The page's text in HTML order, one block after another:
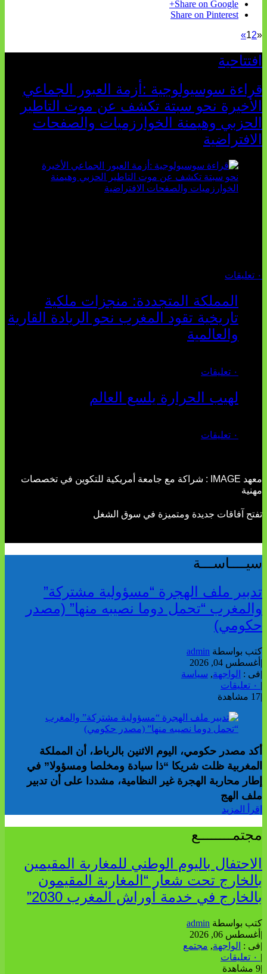
Share on Google+
Share on Pinterest
«
12
»
افتتاحية
قراءة سوسيولوجية :أزمة العبور الجماعي
الأخيرة نحو سبتة تكشف عن موت التاطير
الحزبي وهيمنة الخوارزميات والصفحات
الافتراضية
٠ تعليقات
المملكة المتجددة: منجزات ملكية
تاريخية تقود المغرب نحو الريادة القارية
والعالمية
٠ تعليقات
لهيب الحرارة يلسع العالم
٠ تعليقات
معهد IMAGE : شراكة مع جامعة أمريكية للتكوين في تخصصات
مهنية
تفتح آفاقات جديدة ومتميزة في سوق الشغل
سيــــاســـة
تدبير ملف الهجرة “مسؤولية مشتركة”
والمغرب “تحمل دوما نصيبه منها” (مصدر
حكومي)
كتب بواسطة admin
| أغسطس 04, 2026
|فى : الواجهة, سياسة
|
|17 مشاهدة
أكد مصدر حكومي، اليوم الاثنين بالرباط، أن المملكة
المغربية ظلت شريكا “ذا سيادة ومخلصا ومسؤولا” في
إطار محاربة الهجرة غير النظامية، مشددا على أن تدبير
ملف الهج
إقرأ المزيد
مجتمــــــــع
الاحتفال باليوم الوطني للمغاربة المقيمين
بالخارج تحت شعار “المغاربة المقيمون
بالخارج في خدمة أوراش المغرب 2030”
كتب بواسطة admin
| أغسطس 06, 2026
|فى : الواجهة, مجتمع
|
|9 مشاهدة